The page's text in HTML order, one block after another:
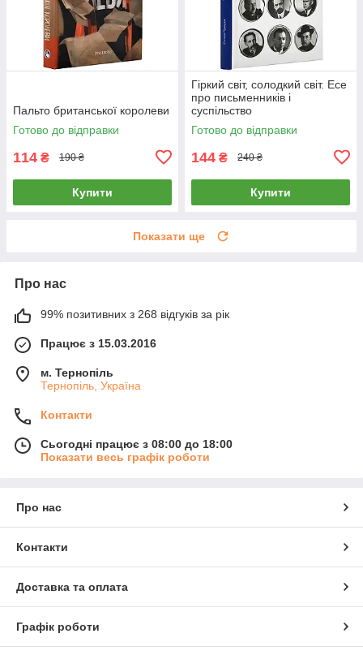
Пальто британської королеви
Готово до відправки
114 ₴ 190 ₴
Купити
Гіркий світ, солодкий світ. Есе
про письменників і
суспільство
Готово до відправки
144 ₴ 240 ₴
Купити
Показати ще
Про нас
99% позитивних з 268 відгуків за рік
Працює з 15.03.2016
м. Тернопіль
Тернопіль, Україна
Контакти
Сьогодні працює з 08:00 до 18:00
Показати весь графік роботи
Про нас
Контакти
Доставка та оплата
Графік роботи